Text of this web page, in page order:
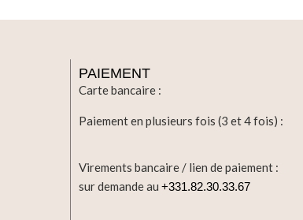
PAIEMENT
Carte bancaire :
Paiement en plusieurs fois (3 et 4 fois) :
Virements bancaire / lien de paiement :
sur demande au+331.82.30.33.67